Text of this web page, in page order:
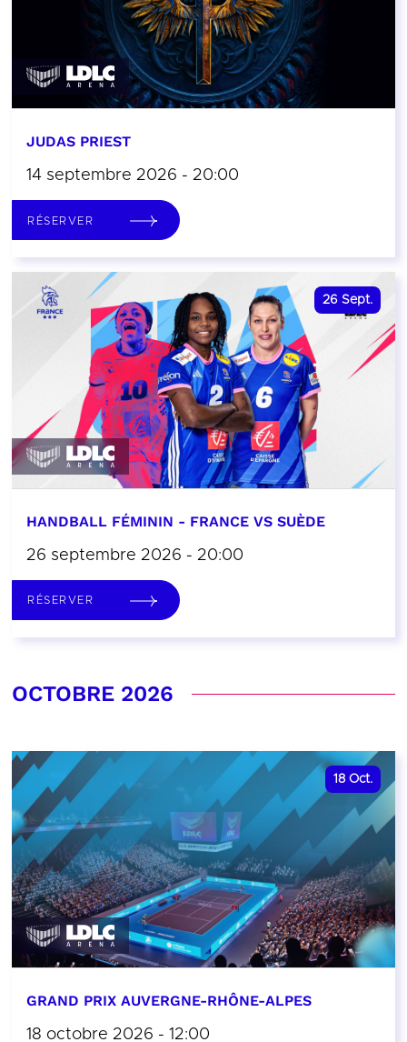
JUDAS PRIEST
14 septembre 2026 - 20:00
RÉSERVER
26 Sept.
HANDBALL FÉMININ - FRANCE VS SUÈDE
26 septembre 2026 - 20:00
RÉSERVER
OCTOBRE 2026
18 Oct.
GRAND PRIX AUVERGNE-RHÔNE-ALPES
18 octobre 2026 - 12:00